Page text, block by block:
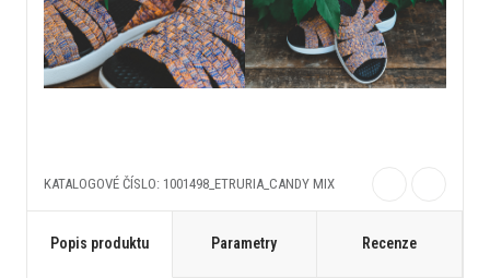
KATALOGOVÉ ČÍSLO: 1001498_ETRURIA_CANDY MIX
Popis produktu Parametry Recenze